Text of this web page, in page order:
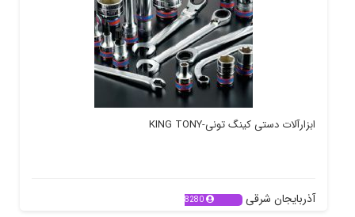
ابزارآلات دستی کینگ تونی-KING TONY
آذربایجان شرقی 8280